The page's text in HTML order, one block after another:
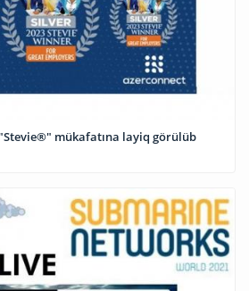
mükafatına layiq görülüb